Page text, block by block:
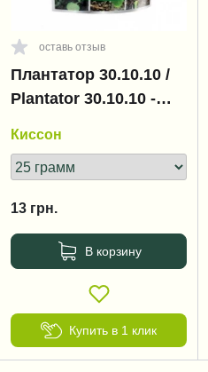
оставь отзыв
Плантатор 30.10.10 /
Plantator 30.10.10 -
Киссон
13 грн.
В корзину
Купить в 1 клик